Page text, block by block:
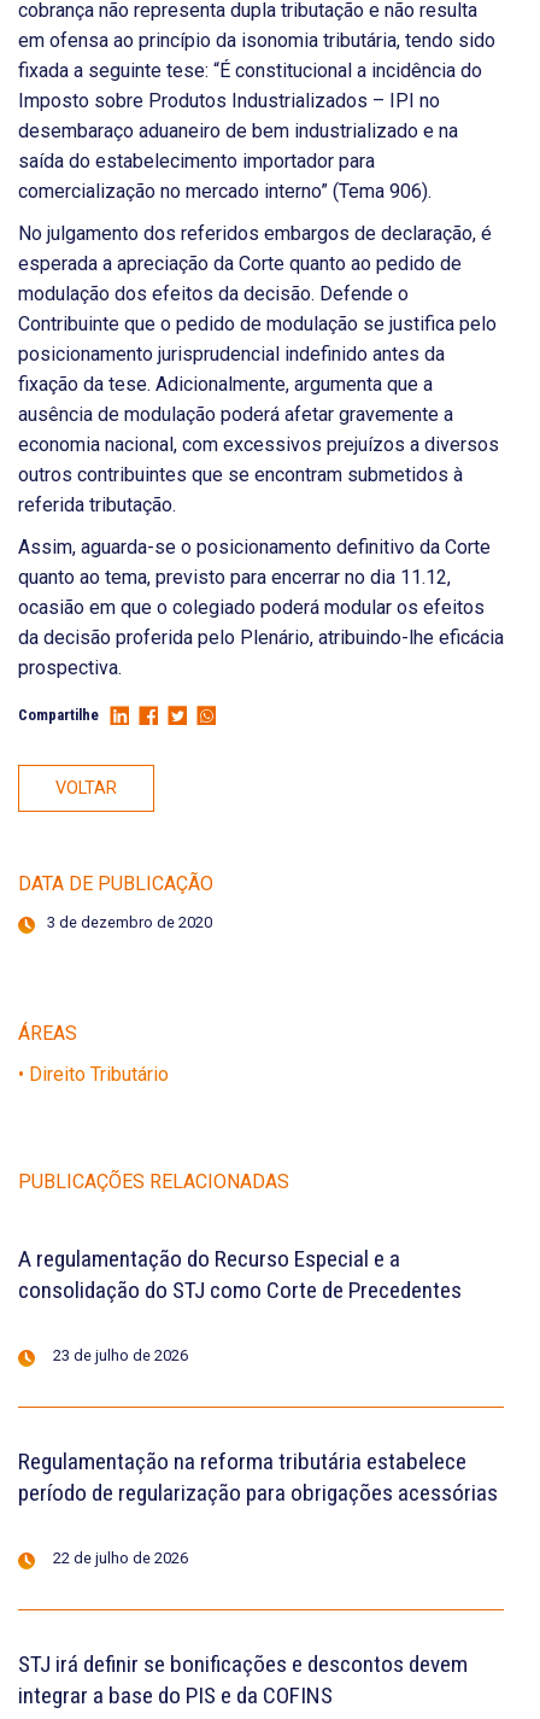
cobrança não representa dupla tributação e não resulta
em ofensa ao princípio da isonomia tributária, tendo sido
fixada a seguinte tese: “É constitucional a incidência do
Imposto sobre Produtos Industrializados – IPI no
desembaraço aduaneiro de bem industrializado e na
saída do estabelecimento importador para
comercialização no mercado interno” (Tema 906).
No julgamento dos referidos embargos de declaração, é
esperada a apreciação da Corte quanto ao pedido de
modulação dos efeitos da decisão. Defende o
Contribuinte que o pedido de modulação se justifica pelo
posicionamento jurisprudencial indefinido antes da
fixação da tese. Adicionalmente, argumenta que a
ausência de modulação poderá afetar gravemente a
economia nacional, com excessivos prejuízos a diversos
outros contribuintes que se encontram submetidos à
referida tributação.
Assim, aguarda-se o posicionamento definitivo da Corte
quanto ao tema, previsto para encerrar no dia 11.12,
ocasião em que o colegiado poderá modular os efeitos
da decisão proferida pelo Plenário, atribuindo-lhe eficácia
prospectiva.
Compartilhe
VOLTAR
DATA DE PUBLICAÇÃO
3 de dezembro de 2020
ÁREAS
• Direito Tributário
PUBLICAÇÕES RELACIONADAS
A regulamentação do Recurso Especial e a
consolidação do STJ como Corte de Precedentes
23 de julho de 2026
Regulamentação na reforma tributária estabelece
período de regularização para obrigações acessórias
22 de julho de 2026
STJ irá definir se bonificações e descontos devem
integrar a base do PIS e da COFINS